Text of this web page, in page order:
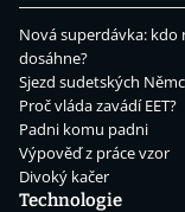
Nová superdávka: kdo
dosáhne?
Sjezd sudetských
Proč vláda zavádí EET?
Padni komu padni
Výpověď z práce vzor
Divoký kačer
Technologie